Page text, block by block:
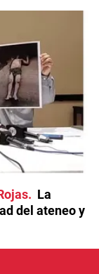
La
del ateneo y